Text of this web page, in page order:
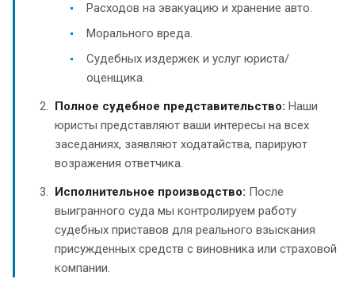
Расходов на эвакуацию и хранение авто.
Морального вреда.
Судебных издержек и услуг юриста/
оценщика.
Полное судебное представительство: Наши
юристы представляют ваши интересы на всех
заседаниях, заявляют ходатайства, парируют
возражения ответчика.
Исполнительное производство: После
выигранного суда мы контролируем работу
судебных приставов для реального взыскания
присужденных средств с виновника или страховой
компании.